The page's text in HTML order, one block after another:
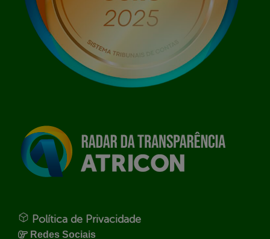
Política de Privacidade
Redes Sociais